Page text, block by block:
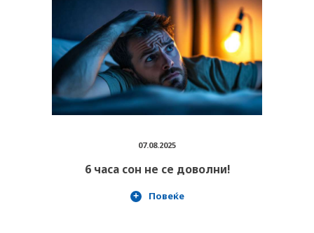
07.08.2025
6 часа сон не се доволни!
Повеќе